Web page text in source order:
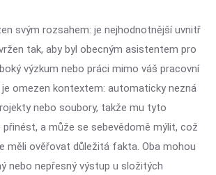
svým rozsahem: je nejhodnotnější uvnitř
tak, aby byl obecným asistentem pro
výzkum nebo práci mimo váš pracovní
omezen kontextem: automaticky nezná
nebo soubory, takže mu tyto
a může se sebevědomě mýlit, což
měli ověřovat důležitá fakta. Oba mohou
nebo nepřesný výstup u složitých